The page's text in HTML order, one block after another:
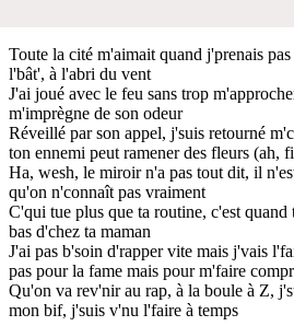
Toute la cité m'aimait quand j'prenais
l'bât', à l'abri du vent
J'ai joué avec le feu sans trop
m'imprègne de son odeur
Réveillé par son appel, j'suis retourné
ton ennemi peut ramener des fleurs (ah,
Ha, wesh, le miroir n'a pas tout dit, il
qu'on n'connaît pas vraiment
C'qui tue plus que ta routine, c'est quand
bas d'chez ta maman
J'ai pas b'soin d'rapper vite mais j'vais
pas pour la fame mais pour m'faire
Qu'on va rev'nir au rap, à la boule à Z,
mon bif, j'suis v'nu l'faire à temps